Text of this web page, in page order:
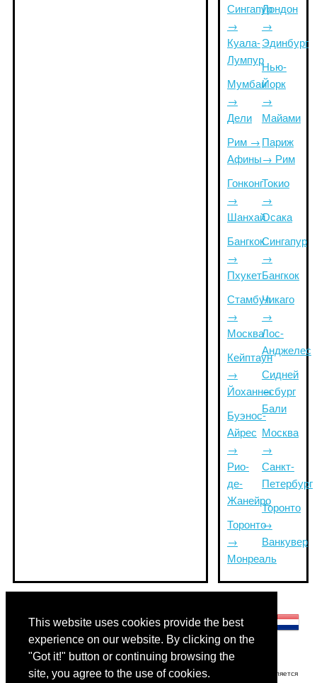
This website uses cookies provide the best
experience on our website. By clicking on the
"Got it!" button or continuing browsing the
site, you agree to the use of cookies.
Сингапур
→
Куала-
Лумпур
Мумбаи
→
Дели
Рим →
Афины
Гонконг
→
Шанхай
Бангкок
→
Пхукет
Стамбул
→
Москва
Кейптаун
→
Йоханнесбург
Буэнос-
Айрес
→
Рио-
де-
Жанейро
Торонто
→
Монреаль
Лондон
→
Эдинбург
Нью-
Йорк
→
Майами
Париж
→ Рим
Токио
→
Осака
Сингапур
→
Бангкок
Чикаго
→
Лос-
Анджелес
Сидней
→
Бали
Москва
→
Санкт-
Петербург
Торонто
→
Ванкувер
Отказ от ответственности: Информация, отображаемая на этом сайте, является